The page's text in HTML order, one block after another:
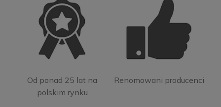
Od ponad 25 lat na
polskim rynku
Renomowani producenci